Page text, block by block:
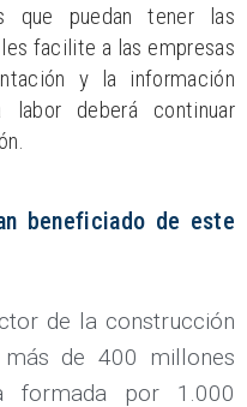
que puedan tener las
facilite a las empresas
y la información
deberá continuar
beneficiado de este
de la construcción
de 400 millones
formada por 1.000